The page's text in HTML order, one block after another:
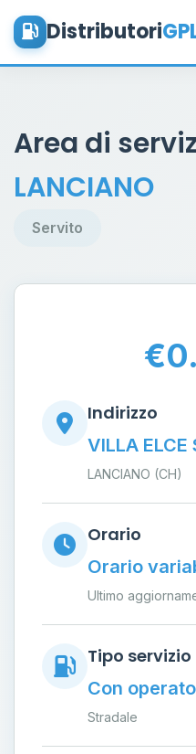
Distributori
Area di
LANCIANO
Servito
Indirizzo
VILLA
LANCIANO (CH)
Orario
Orario
Ultimo
Tipo servizio
Con
Stradale